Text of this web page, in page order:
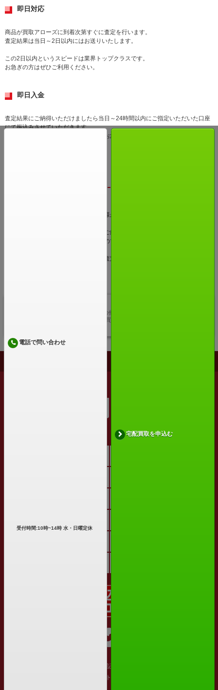
即日対応
商品が買取アローズに到着次第すぐに査定を行います。
査定結果は当日～2日以内にはお送りいたします。
この2日以内というスピードは業界トップクラスです。
お急ぎの方はぜひご利用ください。
即日入金
査定結果にご納得いただけましたら当日～24時間以内にご指定いただいた口座
にて振込みさせていただきます。
すぐにお金に換えることが出来るのでお急ぎの方にも安心してご利用いただけ
買取アローズは全国様々な地域のお客様からご利用いただいております。
他店での査定結果に納得いかなかったご経験のある方にもきっと満足していた
だける価格で買取させていただきますのでぜひご利用ください。
また、買取に出すかは迷っているけど査定額だけ気になるという場合の査定の
MINOLTAのカメラの他にも、本・ゲーム・家電・グッ
ズ・CD・DVDなど買取アローズでは様々な商品の買取
特定商取引法に基づく表記
サイトマップ
電話で問い合わせ
受付時間:10時~14時 水・日曜定休
宅配買取を申込む